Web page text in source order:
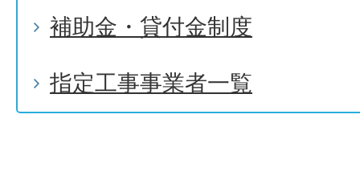
補助金・貸付金制度
指定工事事業者一覧